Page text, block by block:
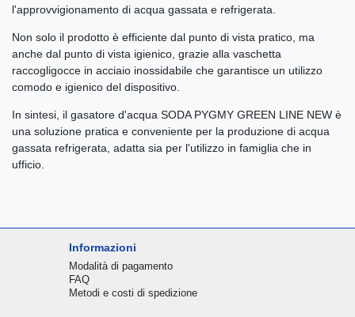
l'approvvigionamento di acqua gassata e refrigerata.
Non solo il prodotto è efficiente dal punto di vista pratico, ma
anche dal punto di vista igienico, grazie alla vaschetta
raccogligocce in acciaio inossidabile che garantisce un utilizzo
comodo e igienico del dispositivo.
In sintesi, il gasatore d'acqua SODA PYGMY GREEN LINE NEW è
una soluzione pratica e conveniente per la produzione di acqua
gassata refrigerata, adatta sia per l'utilizzo in famiglia che in
ufficio.
Informazioni
Modalità di pagamento
FAQ
Metodi e costi di spedizione